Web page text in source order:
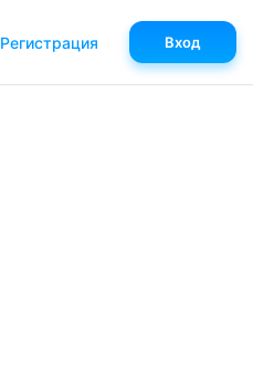
Регистрация Вход